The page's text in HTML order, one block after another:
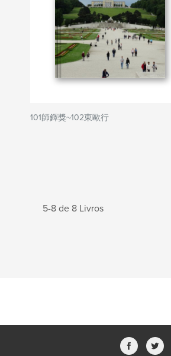
101師鐸獎~102東歐行
5-8 de 8 Livros